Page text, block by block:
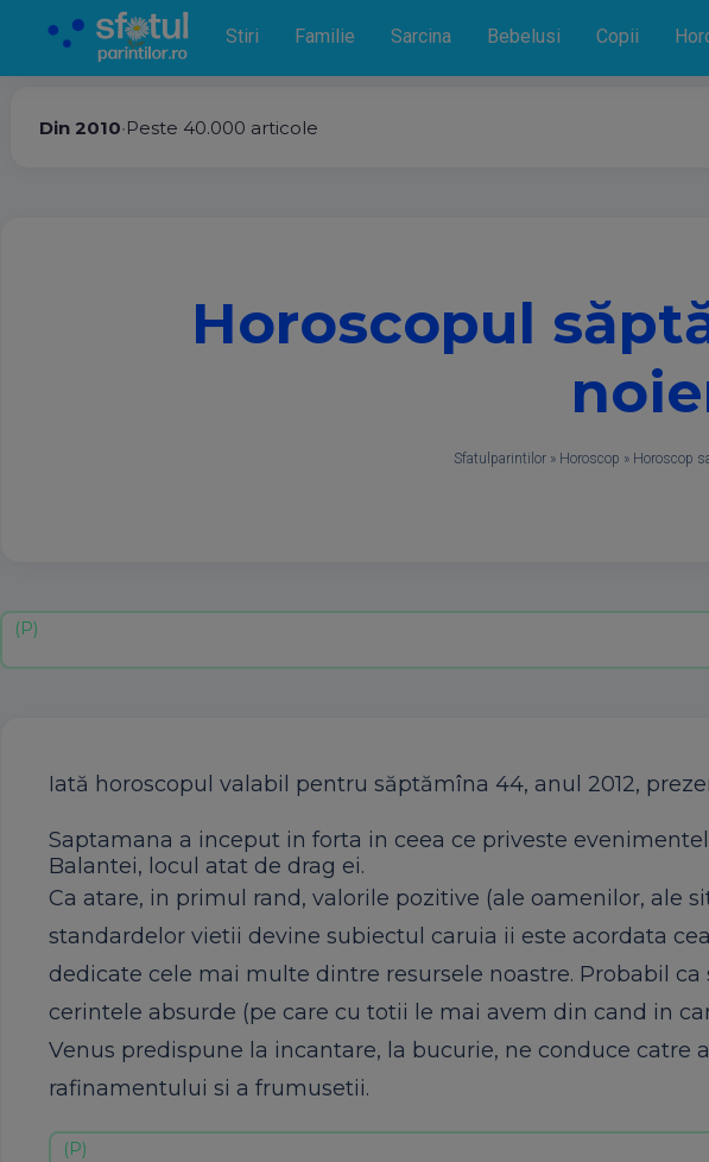
Stiri Familie Sarcina Bebelusi Copii
Din 2010•Peste 40.000 articole
Horoscopul
Sfatulparintilor» Horoscop » Horoscop
Iată horoscopul valabil pentru săptămîna 44, anul 2012,
Saptamana a inceput in forta in ceea ce priveste
Balantei, locul atat de drag ei.
Ca atare, in primul rand, valorile pozitive (ale oamenilor, ale
standardelor vietii devine subiectul caruia ii este acordata
dedicate cele mai multe dintre resursele noastre. Probabil
cerintele absurde (pe care cu totii le mai avem din cand in
Venus predispune la incantare, la bucurie, ne conduce catre
rafinamentului si a frumusetii.